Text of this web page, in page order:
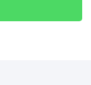
กรุ๊ป : https://ww